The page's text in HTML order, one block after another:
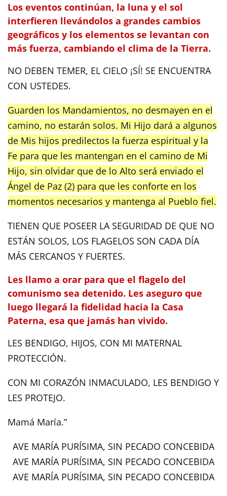
Los eventos continúan, la luna y el sol
interfieren llevándolos a grandes cambios
geográficos y los elementos se levantan con
más fuerza, cambiando el clima de la Tierra.
NO DEBEN TEMER, EL CIELO ¡SÍ! SE ENCUENTRA
CON USTEDES.
Guarden los Mandamientos, no desmayen en el
camino, no estarán solos. Mi Hijo dará a algunos
de Mis hijos predilectos la fuerza espiritual y la
Fe para que les mantengan en el camino de Mi
Hijo, sin olvidar que de lo Alto será enviado el
Ángel de Paz (2) para que les conforte en los
momentos necesarios y mantenga al Pueblo fiel.
TIENEN QUE POSEER LA SEGURIDAD DE QUE NO
ESTÁN SOLOS, LOS FLAGELOS SON CADA DÍA
MÁS CERCANOS Y FUERTES.
Les llamo a orar para que el flagelo del
comunismo sea detenido. Les aseguro que
luego llegará la fidelidad hacia la Casa
Paterna, esa que jamás han vivido.
LES BENDIGO, HIJOS, CON MI MATERNAL
PROTECCIÓN.
CON MI CORAZÓN INMACULADO, LES BENDIGO Y
LES PROTEJO.
Mamá María.”
AVE MARÍA PURÍSIMA, SIN PECADO CONCEBIDA
AVE MARÍA PURÍSIMA, SIN PECADO CONCEBIDA
AVE MARÍA PURÍSIMA, SIN PECADO CONCEBIDA